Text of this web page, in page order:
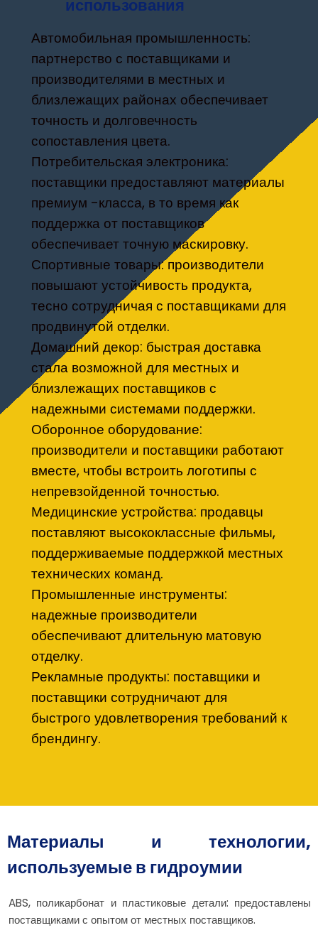
использования
Автомобильная промышленность:
партнерство с поставщиками и
производителями в местных и
близлежащих районах обеспечивает
точность и долговечность
сопоставления цвета.
Потребительская электроника:
поставщики предоставляют материалы
премиум -класса, в то время как
поддержка от поставщиков
обеспечивает точную маскировку.
Спортивные товары: производители
повышают устойчивость продукта,
тесно сотрудничая с поставщиками для
продвинутой отделки.
Домашний декор: быстрая доставка
стала возможной для местных и
близлежащих поставщиков с
надежными системами поддержки.
Оборонное оборудование:
производители и поставщики работают
вместе, чтобы встроить логотипы с
непревзойденной точностью.
Медицинские устройства: продавцы
поставляют высококлассные фильмы,
поддерживаемые поддержкой местных
технических команд.
Промышленные инструменты:
надежные производители
обеспечивают длительную матовую
отделку.
Рекламные продукты: поставщики и
поставщики сотрудничают для
быстрого удовлетворения требований к
брендингу.
Материалы и технологии,
используемые в гидроумии
ABS, поликарбонат и пластиковые детали: предоставлены
поставщиками с опытом от местных поставщиков.